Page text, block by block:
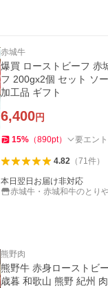
赤城牛
爆買 ローストビーフ 赤
フ 200gx2個 セット ソ
加工品 ギフト
6,400円
15% （890pt） 要エン
4.82（71件）
本日翌日お届け非対応
赤城牛・赤城和牛のとり
熊野肉
熊野牛 赤身ローストビーフ 250g
歳暮 和歌山 熊野 紀州